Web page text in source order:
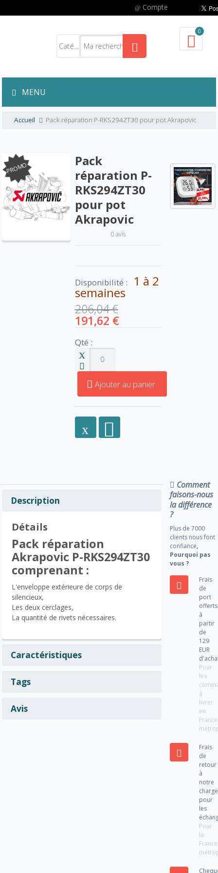
Compte
0
MENU
Accueil Pack réparation P-RKS294ZT30 pour pot Akrapovic
PROMO
Pack
réparation P-
RKS294ZT30
pour pot
Akrapovic
0 avis
Disponibilité : 1 à 2
semaines
206,04 €
191,62 €
Qté :
Ajouter au panier
Description
Détails
Pack réparation
Akrapovic P-RKS294ZT30
comprenant :
L'enveloppe extérieure de corps de
silencieux,
Les deux cerclages,
La quantité de rivets nécessaires.
Caractéristiques
Tags
Avis
Comment
faisons-nous
la différence
?
Plus de 7000
clients nous font
confiance,
Pourquoi pas
vous ?
Frais
de
port
offerts
à
partir
de
129
EUR
Pour
les
à
livrer
en
France
Frais
de
retour
à
notre
charge
pour
les
Pour
la
France